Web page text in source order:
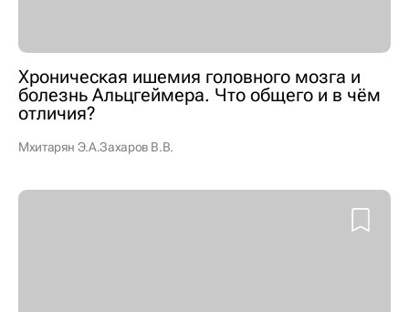
Хроническая ишемия головного мозга и
болезнь Альцгеймера. Что общего и в чём
отличия?
Мхитарян Э.А.Захаров В.В.